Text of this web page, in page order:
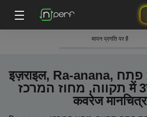
मापन प्रगति पर है
इज़राइल, Ra-anana, רעננה, נפת פתח
תקווה, מחוז המרכז में 3जी/4जी/5जी
कवरेज मानचित्र